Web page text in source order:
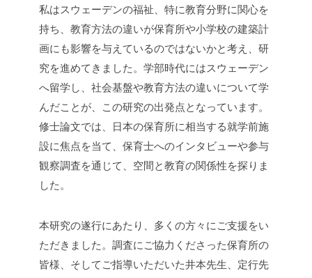
私はスウェーデンの福祉、特に教育分野に関心を
持ち、教育方法の違いが保育所や小学校の建築計
画にも影響を与えているのではないかと考え、研
究を進めてきました。 学部時代にはスウェーデン
へ留学し、社会基盤や教育方法の違いについて学
んだことが、この研究の出発点となっています。
修士論文では、日本の保育所に相当する就学前施
設に焦点を当て、保育士へのインタビューや参与
観察調査を通じて、空間と教育の関係性を探りま
した。
本研究の遂行にあたり、多くの方々にご支援をい
ただきました。調査にご協力くださった保育所の
皆様、そしてご指導いただいた井本先生、定行先